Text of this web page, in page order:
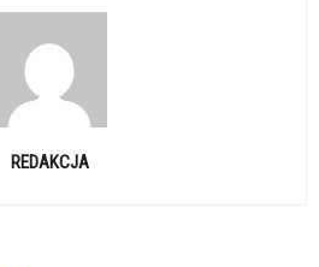
REDAKCJA